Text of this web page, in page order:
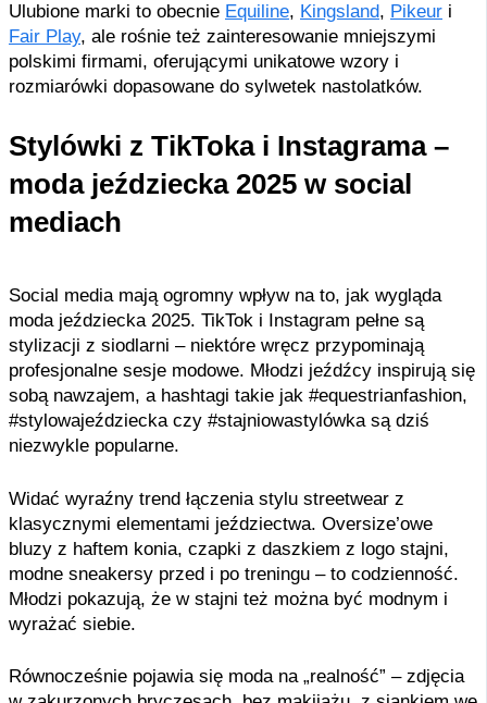
Ulubione marki to obecnie Equiline, Kingsland, Pikeur i
Fair Play, ale rośnie też zainteresowanie mniejszymi
polskimi firmami, oferującymi unikatowe wzory i
rozmiarówki dopasowane do sylwetek nastolatków.
Stylówki z TikToka i Instagrama –
moda jeździecka 2025 w social
mediach
Social media mają ogromny wpływ na to, jak wygląda
moda jeździecka 2025. TikTok i Instagram pełne są
stylizacji z siodlarni – niektóre wręcz przypominają
profesjonalne sesje modowe. Młodzi jeźdźcy inspirują się
sobą nawzajem, a hashtagi takie jak #equestrianfashion,
#stylowajeździecka czy #stajniowastylówka są dziś
niezwykle popularne.
Widać wyraźny trend łączenia stylu streetwear z
klasycznymi elementami jeździectwa. Oversize’owe
bluzy z haftem konia, czapki z daszkiem z logo stajni,
modne sneakersy przed i po treningu – to codzienność.
Młodzi pokazują, że w stajni też można być modnym i
wyrażać siebie.
Równocześnie pojawia się moda na „realność” – zdjęcia